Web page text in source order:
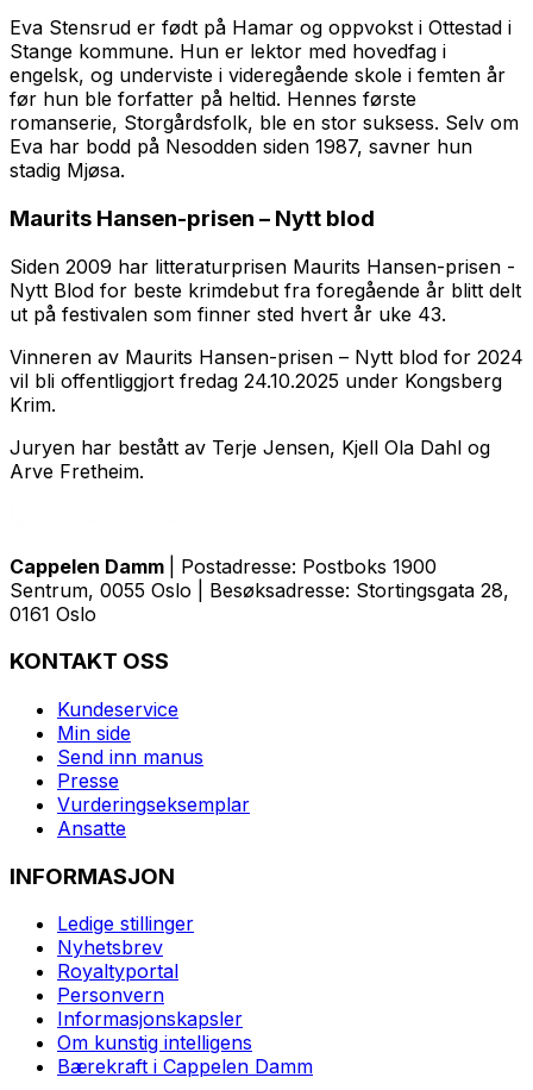
Eva Stensrud er født på Hamar og oppvokst i Ottestad i
Stange kommune. Hun er lektor med hovedfag i
engelsk, og underviste i videregående skole i femten år
før hun ble forfatter på heltid. Hennes første
romanserie, Storgårdsfolk, ble en stor suksess. Selv om
Eva har bodd på Nesodden siden 1987, savner hun
stadig Mjøsa.
Maurits Hansen-prisen – Nytt blod
Siden 2009 har litteraturprisen Maurits Hansen-prisen -
Nytt Blod for beste krimdebut fra foregående år blitt delt
ut på festivalen som finner sted hvert år uke 43.
Vinneren av Maurits Hansen-prisen – Nytt blod for 2024
vil bli offentliggjort fredag 24.10.2025 under Kongsberg
Krim.
Juryen har bestått av Terje Jensen, Kjell Ola Dahl og
Arve Fretheim.
Cappelen Damm
| Postadresse: Postboks 1900
Sentrum, 0055 Oslo | Besøksadresse: Stortingsgata 28,
0161 Oslo
KONTAKT OSS
Kundeservice
Min side
Send inn manus
Presse
Vurderingseksemplar
Ansatte
INFORMASJON
Ledige stillinger
Nyhetsbrev
Royaltyportal
Personvern
Informasjonskapsler
Om kunstig intelligens
Bærekraft i Cappelen Damm